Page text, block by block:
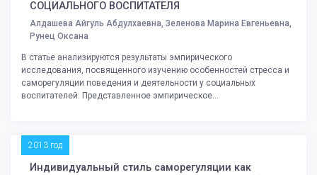
СОЦИАЛЬНОГО ВОСПИТАТЕЛЯ
Алдашева Айгуль Абдулхаевна, Зеленова Марина Евгеньевна,
Рунец Оксана
В статье анализируются результаты эмпирического
исследования, посвященного изучению особенностей стресса и
саморегуляции поведения и деятельности у социальных
воспитателей. Представленное эмпирическое...
2013 год
Индивидуальный стиль саморегуляции как